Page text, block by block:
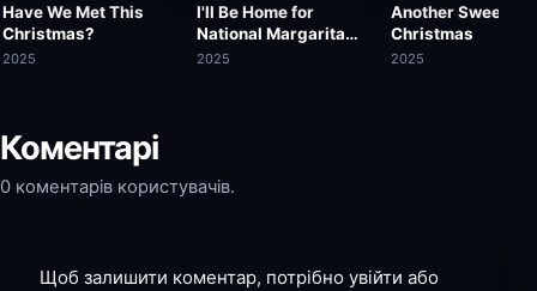
Have We Met This
Christmas?
2025
I'll Be Home for
National Margarita
Day
2025
Another Sweet
Christmas
2025
Коментарі
0 коментарів користувачів.
Щоб залишити коментар, потрібно увійти або